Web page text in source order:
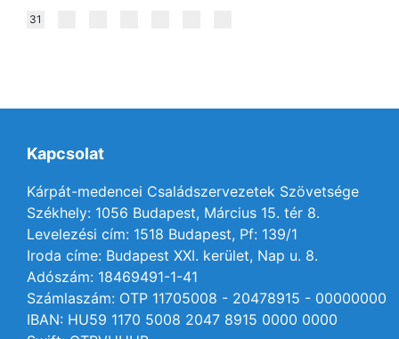
31
Kapcsolat
Kárpát-medencei Családszervezetek Szövetsége
Székhely: 1056 Budapest, Március 15. tér 8.
Levelezési cím: 1518 Budapest, Pf: 139/1
Iroda címe: Budapest XXI. kerület, Nap u. 8.
Adószám: 18469491-1-41
Számlaszám: OTP 11705008 - 20478915 - 00000000
IBAN: HU59 1170 5008 2047 8915 0000 0000